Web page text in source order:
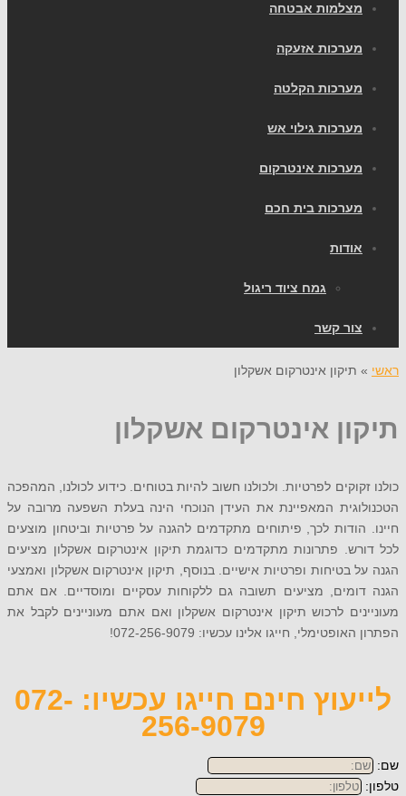
אבטחה
אזעקה
הקלטה
גילוי אש
אינטרקום
בית חכם
גמח ציוד ריגול
קשר
תיקון אינטרקום אשקלון
אינטרקום אשקלון
לפרטיות. ולכולנו חשוב להיות בטוחים. כידוע לכולנו, המהפכה
המאפיינת את העידן הנוכחי הינה בעלת השפעה מרובה על
לכך, פיתוחים מתקדמים להגנה על פרטיות וביטחון מוצעים
פתרונות מתקדמים כדוגמת תיקון אינטרקום אשקלון מציעים
בטיחות ופרטיות אישיים. בנוסף, תיקון אינטרקום אשקלון ואמצעי
מציעים תשובה גם ללקוחות עסקיים ומוסדיים. אם אתם
לרכוש תיקון אינטרקום אשקלון ואם אתם מעוניינים לקבל את
חייגו אלינו עכשיו: 072-256-9079!
לייעוץ חינם חייגו עכשיו: 072-
256-9079